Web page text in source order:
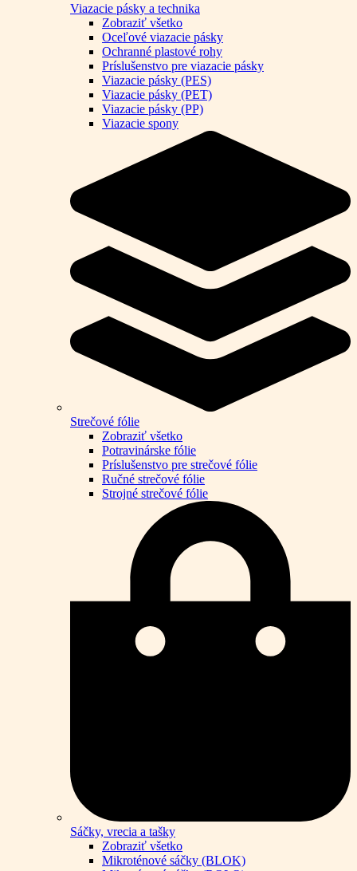
Viazacie pásky a technika
Zobraziť všetko
Oceľové viazacie pásky
Ochranné plastové rohy
Príslušenstvo pre viazacie pásky
Viazacie pásky (PES)
Viazacie pásky (PET)
Viazacie pásky (PP)
Viazacie spony
Strečové fólie
Zobraziť všetko
Potravinárske fólie
Príslušenstvo pre strečové fólie
Ručné strečové fólie
Strojné strečové fólie
Sáčky, vrecia a tašky
Zobraziť všetko
Mikroténové sáčky (BLOK)